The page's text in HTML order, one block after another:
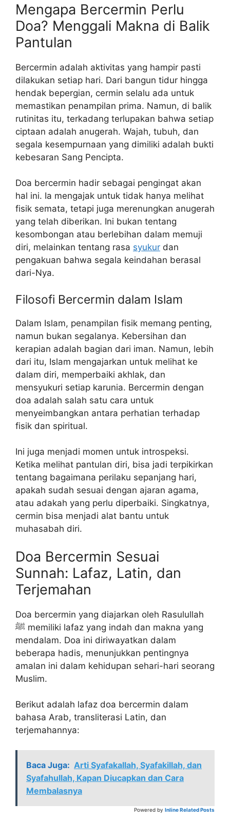
Mengapa Bercermin Perlu
Doa? Menggali Makna di Balik
Pantulan
Bercermin adalah aktivitas yang hampir pasti
dilakukan setiap hari. Dari bangun tidur hingga
hendak bepergian, cermin selalu ada untuk
memastikan penampilan prima. Namun, di balik
rutinitas itu, terkadang terlupakan bahwa setiap
ciptaan adalah anugerah. Wajah, tubuh, dan
segala kesempurnaan yang dimiliki adalah bukti
kebesaran Sang Pencipta.
Doa bercermin hadir sebagai pengingat akan
hal ini. Ia mengajak untuk tidak hanya melihat
fisik semata, tetapi juga merenungkan anugerah
yang telah diberikan. Ini bukan tentang
kesombongan atau berlebihan dalam memuji
diri, melainkan tentang rasa syukur dan
pengakuan bahwa segala keindahan berasal
dari-Nya.
Filosofi Bercermin dalam Islam
Dalam Islam, penampilan fisik memang penting,
namun bukan segalanya. Kebersihan dan
kerapian adalah bagian dari iman. Namun, lebih
dari itu, Islam mengajarkan untuk melihat ke
dalam diri, memperbaiki akhlak, dan
mensyukuri setiap karunia. Bercermin dengan
doa adalah salah satu cara untuk
menyeimbangkan antara perhatian terhadap
fisik dan spiritual.
Ini juga menjadi momen untuk introspeksi.
Ketika melihat pantulan diri, bisa jadi terpikirkan
tentang bagaimana perilaku sepanjang hari,
apakah sudah sesuai dengan ajaran agama,
atau adakah yang perlu diperbaiki. Singkatnya,
cermin bisa menjadi alat bantu untuk
muhasabah diri.
Doa Bercermin Sesuai
Sunnah: Lafaz, Latin, dan
Terjemahan
Doa bercermin yang diajarkan oleh Rasulullah
ﷺ memiliki lafaz yang indah dan makna yang
mendalam. Doa ini diriwayatkan dalam
beberapa hadis, menunjukkan pentingnya
amalan ini dalam kehidupan sehari-hari seorang
Muslim.
Berikut adalah lafaz doa bercermin dalam
bahasa Arab, transliterasi Latin, dan
terjemahannya:
Baca Juga: Arti Syafakallah, Syafakillah, dan
Syafahullah, Kapan Diucapkan dan Cara
Membalasnya
Powered by Inline Related Posts